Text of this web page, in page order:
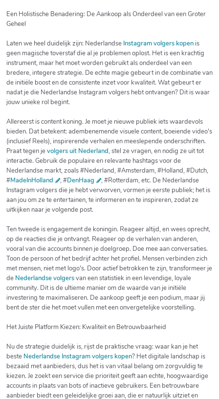
Een Holistische Benadering: De Aankoop als Onderdeel van een Groter
Geheel
Laten we heel duidelijk zijn: Nederlandse Instagram volgers kopen is
geen magische toverstaf die al je problemen oplost. Het is een krachtig
instrument, maar het moet worden gebruikt als onderdeel van een
bredere, integere strategie. De echte magie gebeurt in de combinatie van
de initiële boost en de consistente inzet voor kwaliteit. Wat gebeurt er
nadat je die Nederlandse Instagram volgers hebt ontvangen? Dit is waar
jouw unieke rol begint.
Allereerst is content koning. Je moet je nieuwe publiek iets waardevols
bieden. Dat betekent: adembenemende visuele content, boeiende video's
(inclusief Reels), inspirerende verhalen en meeslepende onderschriften.
Praat tegen jevolgers uit Nederland, stel ze vragen, en nodig ze uit tot
interactie. Gebruik de populaire en relevante hashtags voor de
Nederlandse markt, zoals #Nederland, #Amsterdam, #Holland, #Dutch,
#MadeInHolland , #DenHaag
, #Rotterdam, etc. De Nederlandse
Instagram volgers die je hebt verworven, vormen je eerste publiek; het is
aan jou om ze te entertainen, te informeren en te inspireren, zodat ze
uitkijken naar je volgende post.
Ten tweede is engagement de koningin. Reageer altijd, en wees oprecht,
op de reacties die je ontvangt. Reageer op de verhalen van anderen,
vooral van die accounts binnen je doelgroep. Doe mee aan conversaties.
Toon de persoon of het bedrijf achter het profiel. Mensen verbinden zich
met mensen, niet met logo's. Door actief betrokken te zijn, transformeer je
de Nederlandse volgersvan een statistiek in een levendige, loyale
community. Dit is de ultieme manier om de waarde van je initiële
investering te maximaliseren. De aankoop geeft je een podium, maar jij
bent de ster die het moet vullen met een onvergetelijke voorstelling.
Het Juiste Platform Kiezen: Kwaliteit en Betrouwbaarheid
Nu de strategie duidelijk is, rijst de praktische vraag: waar kan je het
beste Nederlandse Instagram volgers kopen? Het digitale landschap is
bezaaid met aanbieders, dus het is van vitaal belang om zorgvuldig te
kiezen. Je zoekt een service die prioriteit geeft aan echte, hoogwaardige
accounts in plaats van bots of inactieve gebruikers. Een betrouwbare
aanbieder biedt een geleidelijke groei aan, die er natuurlijk uitziet en